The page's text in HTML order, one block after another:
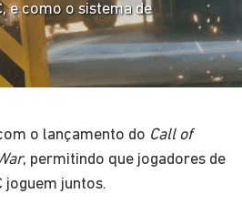
e como o sistema de
o lançamento do Call of
, permitindo que jogadores de
joguem juntos.